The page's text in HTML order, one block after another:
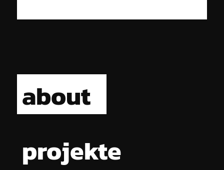
about
projekte